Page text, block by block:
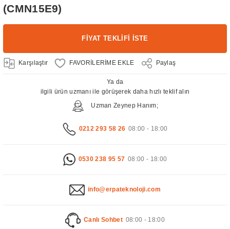
(CMN15E9)
FİYAT TEKLİFİ İSTE
Karşılaştır Paylaş
Ya da
ilgili ürün uzmanı ile görüşerek daha hızlı teklif alın
Uzman Zeynep Hanım;
0212 293 58 26 08:00 - 18:00
0530 238 95 57 08:00 - 18:00
info@erpateknoloji.com
Canlı Sohbet 08:00 - 18:00